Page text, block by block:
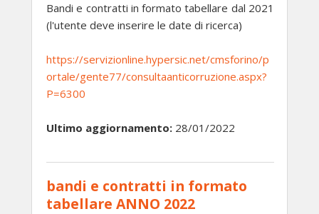
Bandi e contratti in formato tabellare dal 2021
(l'utente deve inserire le date di ricerca)
https://servizionline.hypersic.net/cmsforino/p
ortale/gente77/consultaanticorruzione.aspx?
P=6300
Ultimo aggiornamento: 28/01/2022
bandi e contratti in formato
tabellare ANNO 2022